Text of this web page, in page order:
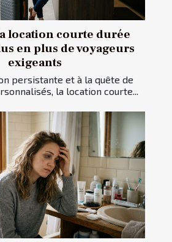
location courte durée
en plus de voyageurs
exigeants
persistante et à la quête de
la location courte...